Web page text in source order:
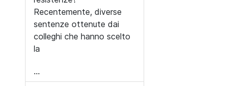
Recentemente, diverse
sentenze ottenute dai
colleghi che hanno scelto
la
...